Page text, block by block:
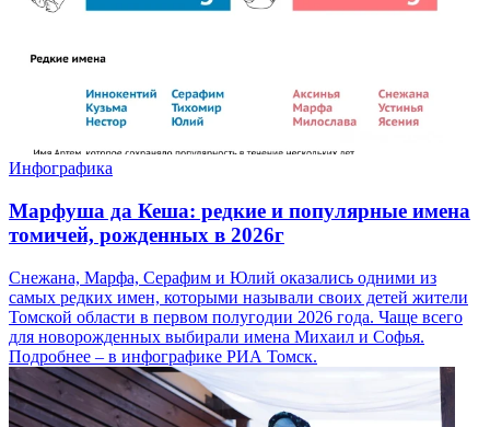
Инфографика
Марфуша да Кеша: редкие и популярные имена
томичей, рожденных в 2026г
Снежана, Марфа, Серафим и Юлий оказались одними из
самых редких имен, которыми называли своих детей жители
Томской области в первом полугодии 2026 года. Чаще всего
для новорожденных выбирали имена Михаил и Софья.
Подробнее – в инфографике РИА Томск.